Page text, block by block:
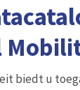
biedt u